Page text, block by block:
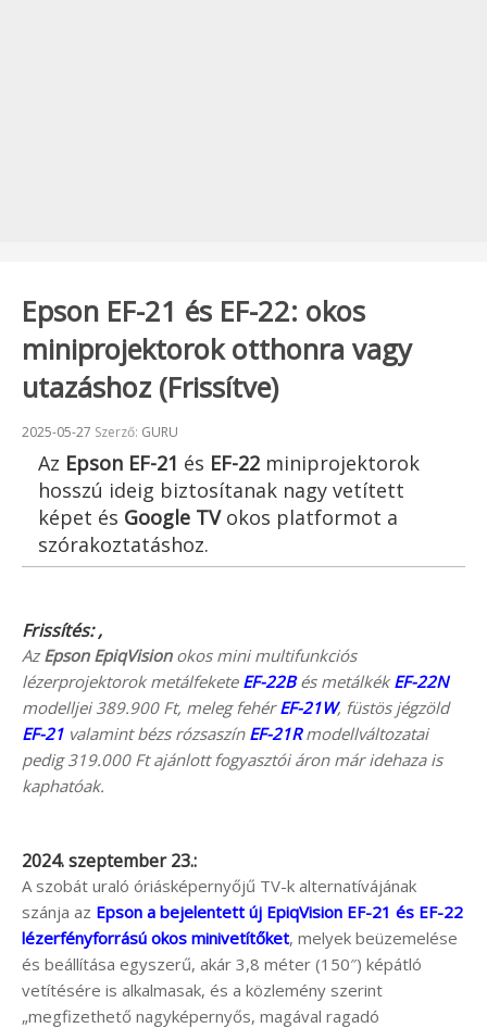
Epson EF-21 és EF-22: okos
miniprojektorok otthonra vagy
utazáshoz (Frissítve)
Beküldve:
2025-05-27 Szerző: GURU
Az Epson EF-21 és EF-22 miniprojektorok
hosszú ideig biztosítanak nagy vetített
képet és Google TVokos platformot a
szórakoztatáshoz.
Frissítés: ,
AzEpson EpiqVisionokos mini multifunkciós
lézerprojektorok metálfekete EF-22Bés metálkék EF-22N
modelljei 389.900 Ft, meleg fehérEF-21W, füstös jégzöld
EF-21 valamint bézs rózsaszín EF-21Rmodellváltozatai
pedig 319.000 Ft ajánlott fogyasztói áron már idehaza is
kaphatóak.
2024. szeptember 23.:
A szobát uraló óriásképernyőjű TV-k alternatívájának
szánja az Epson a bejelentett új EpiqVision EF-21 és EF-22
lézerfényforrású okos minivetítőket, melyek beüzemelése
és beállítása egyszerű, akár 3,8 méter (150″) képátló
vetítésére is alkalmasak, és a közlemény szerint
„megfizethető nagyképernyős, magával ragadó